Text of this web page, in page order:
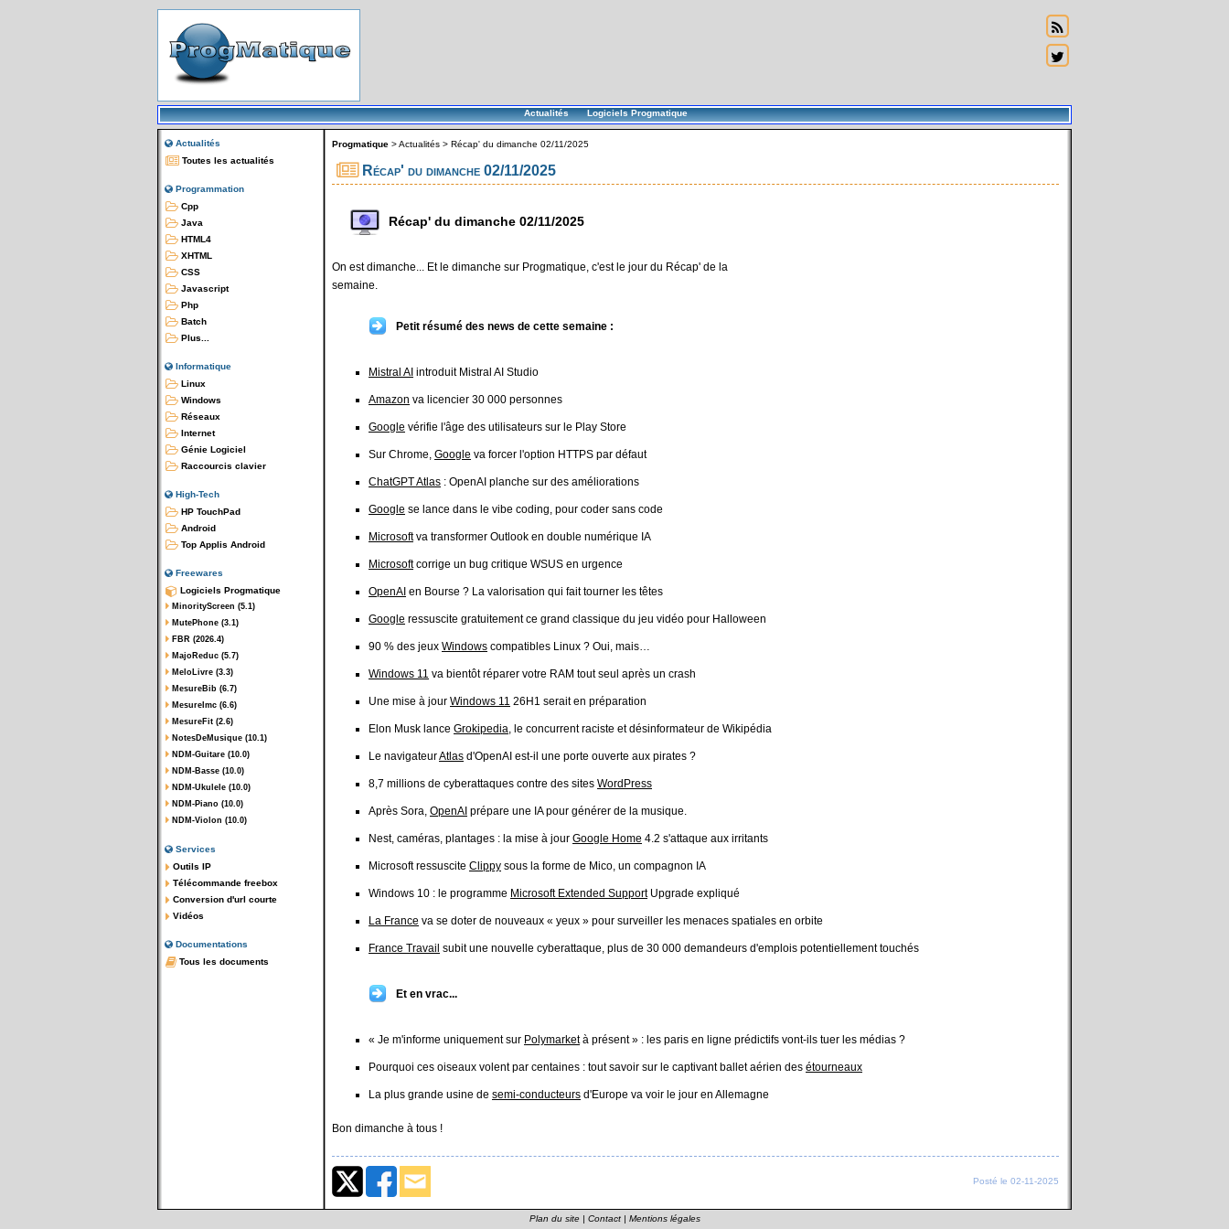
Actualités Logiciels Progmatique
Actualités
Toutes les actualités
Programmation
Cpp
Java
HTML4
XHTML
CSS
Javascript
Php
Batch
Plus...
Informatique
Linux
Windows
Réseaux
Internet
Génie Logiciel
Raccourcis clavier
High-Tech
HP TouchPad
Android
Top Applis Android
Freewares
Logiciels Progmatique
MinorityScreen (5.1)
MutePhone (3.1)
FBR (2026.4)
MajoReduc (5.7)
MeloLivre (3.3)
MesureBib (6.7)
MesureImc (6.6)
MesureFit (2.6)
NotesDeMusique (10.1)
NDM-Guitare (10.0)
NDM-Basse (10.0)
NDM-Ukulele (10.0)
NDM-Piano (10.0)
NDM-Violon (10.0)
Services
Outils IP
Télécommande freebox
Conversion d'url courte
Vidéos
Documentations
Tous les documents
Progmatique >Actualités > Récap' du dimanche 02/11/2025
Récap' du dimanche 02/11/2025
Récap' du dimanche 02/11/2025
On est dimanche... Et le dimanche sur Progmatique, c'est le jour du Récap' de la
semaine.
Petit résumé des news de cette semaine :
Mistral AI introduit Mistral AI Studio
Amazon va licencier 30 000 personnes
Google vérifie l'âge des utilisateurs sur le Play Store
Sur Chrome, Google va forcer l'option HTTPS par défaut
ChatGPT Atlas : OpenAI planche sur des améliorations
Google se lance dans le vibe coding, pour coder sans code
Microsoftva transformer Outlook en double numérique IA
Microsoftcorrige un bug critique WSUS en urgence
OpenAI en Bourse ? La valorisation qui fait tourner les têtes
Google ressuscite gratuitement ce grand classique du jeu vidéo pour Halloween
90 % des jeux Windows compatibles Linux ? Oui, mais…
Windows 11 va bientôt réparer votre RAM tout seul après un crash
Une mise à jour Windows 11 26H1 serait en préparation
Elon Musk lance Grokipedia, le concurrent raciste et désinformateur de Wikipédia
Le navigateurAtlas d'OpenAI est-il une porte ouverte aux pirates ?
8,7 millions de cyberattaques contre des sites WordPress
Après Sora, OpenAI prépare une IA pour générer de la musique.
Nest, caméras, plantages : la mise à jour Google Home 4.2 s'attaque aux irritants
Microsoft ressuscite Clippy sous la forme de Mico, un compagnon IA
Windows 10 : le programme Microsoft Extended SupportUpgrade expliqué
La France va se doter de nouveaux « yeux » pour surveiller les menaces spatiales en orbite
France Travail subit une nouvelle cyberattaque, plus de 30 000 demandeurs d'emplois potentiellement touchés
Et en vrac...
« Je m'informe uniquement sur Polymarketà présent » : les paris en ligne prédictifs vont-ils tuer les médias ?
Pourquoi ces oiseaux volent par centaines : tout savoir sur le captivant ballet aérien des étourneaux
La plus grande usine de semi-conducteurs d'Europe va voir le jour en Allemagne
Bon dimanche à tous !
Posté le 02-11-2025
Plan du site| Contact| Mentions légales